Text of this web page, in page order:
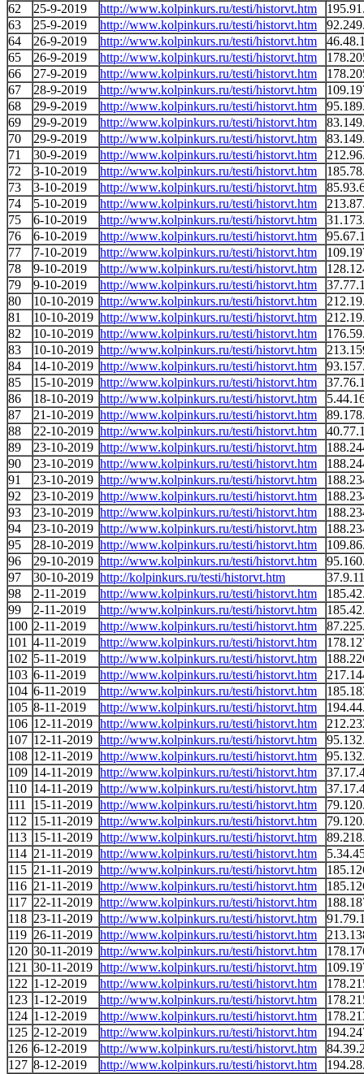
62
25-9-2019 http://www.kolpinkurs.ru/testi/historvt.htm
63
25-9-2019 http://www.kolpinkurs.ru/testi/historvt.htm
64
26-9-2019 http://www.kolpinkurs.ru/testi/historvt.htm
65
26-9-2019 http://www.kolpinkurs.ru/testi/historvt.htm
66
27-9-2019 http://www.kolpinkurs.ru/testi/historvt.htm
67
28-9-2019 http://www.kolpinkurs.ru/testi/historvt.htm
68
29-9-2019 http://www.kolpinkurs.ru/testi/historvt.htm
69
29-9-2019 http://www.kolpinkurs.ru/testi/historvt.htm
70
29-9-2019 http://www.kolpinkurs.ru/testi/historvt.htm
71
30-9-2019 http://www.kolpinkurs.ru/testi/historvt.htm
72
3-10-2019 http://www.kolpinkurs.ru/testi/historvt.htm
73
3-10-2019 http://www.kolpinkurs.ru/testi/historvt.htm
74
5-10-2019 http://www.kolpinkurs.ru/testi/historvt.htm
75
6-10-2019 http://www.kolpinkurs.ru/testi/historvt.htm
76
6-10-2019 http://www.kolpinkurs.ru/testi/historvt.htm
77
7-10-2019 http://www.kolpinkurs.ru/testi/historvt.htm
78
9-10-2019 http://www.kolpinkurs.ru/testi/historvt.htm
79
9-10-2019 http://www.kolpinkurs.ru/testi/historvt.htm
80
10-10-2019 http://www.kolpinkurs.ru/testi/historvt.htm
81
10-10-2019 http://www.kolpinkurs.ru/testi/historvt.htm
82
10-10-2019 http://www.kolpinkurs.ru/testi/historvt.htm
83
10-10-2019 http://www.kolpinkurs.ru/testi/historvt.htm
84
14-10-2019 http://www.kolpinkurs.ru/testi/historvt.htm
85
15-10-2019 http://www.kolpinkurs.ru/testi/historvt.htm
86
18-10-2019 http://www.kolpinkurs.ru/testi/historvt.htm
87
21-10-2019 http://www.kolpinkurs.ru/testi/historvt.htm
88
22-10-2019 http://www.kolpinkurs.ru/testi/historvt.htm
89
23-10-2019 http://www.kolpinkurs.ru/testi/historvt.htm
90
23-10-2019 http://www.kolpinkurs.ru/testi/historvt.htm
91
23-10-2019 http://www.kolpinkurs.ru/testi/historvt.htm
92
23-10-2019 http://www.kolpinkurs.ru/testi/historvt.htm
93
23-10-2019 http://www.kolpinkurs.ru/testi/historvt.htm
94
23-10-2019 http://www.kolpinkurs.ru/testi/historvt.htm
95
28-10-2019 http://www.kolpinkurs.ru/testi/historvt.htm
96
29-10-2019 http://www.kolpinkurs.ru/testi/historvt.htm
97
30-10-2019 http://kolpinkurs.ru/testi/historvt.htm
98
2-11-2019 http://www.kolpinkurs.ru/testi/historvt.htm
99
2-11-2019 http://www.kolpinkurs.ru/testi/historvt.htm
100 2-11-2019 http://www.kolpinkurs.ru/testi/historvt.htm
101 4-11-2019 http://www.kolpinkurs.ru/testi/historvt.htm
102 5-11-2019 http://www.kolpinkurs.ru/testi/historvt.htm
103 6-11-2019 http://www.kolpinkurs.ru/testi/historvt.htm
104 6-11-2019 http://www.kolpinkurs.ru/testi/historvt.htm
105 8-11-2019 http://www.kolpinkurs.ru/testi/historvt.htm
106 12-11-2019 http://www.kolpinkurs.ru/testi/historvt.htm
107 12-11-2019 http://www.kolpinkurs.ru/testi/historvt.htm
108 12-11-2019 http://www.kolpinkurs.ru/testi/historvt.htm
109 14-11-2019 http://www.kolpinkurs.ru/testi/historvt.htm
110 14-11-2019 http://www.kolpinkurs.ru/testi/historvt.htm
111
15-11-2019 http://www.kolpinkurs.ru/testi/historvt.htm
112 15-11-2019 http://www.kolpinkurs.ru/testi/historvt.htm
113 15-11-2019 http://www.kolpinkurs.ru/testi/historvt.htm
114 21-11-2019 http://www.kolpinkurs.ru/testi/historvt.htm
115 21-11-2019 http://www.kolpinkurs.ru/testi/historvt.htm
116 21-11-2019 http://www.kolpinkurs.ru/testi/historvt.htm
117 22-11-2019 http://www.kolpinkurs.ru/testi/historvt.htm
118 23-11-2019 http://www.kolpinkurs.ru/testi/historvt.htm
119 26-11-2019 http://www.kolpinkurs.ru/testi/historvt.htm
120 30-11-2019 http://www.kolpinkurs.ru/testi/historvt.htm
121 30-11-2019 http://www.kolpinkurs.ru/testi/historvt.htm
122 1-12-2019 http://www.kolpinkurs.ru/testi/historvt.htm
123 1-12-2019 http://www.kolpinkurs.ru/testi/historvt.htm
124 1-12-2019 http://www.kolpinkurs.ru/testi/historvt.htm
125 2-12-2019 http://www.kolpinkurs.ru/testi/historvt.htm
126 6-12-2019 http://www.kolpinkurs.ru/testi/historvt.htm
127 8-12-2019 http://www.kolpinkurs.ru/testi/historvt.htm